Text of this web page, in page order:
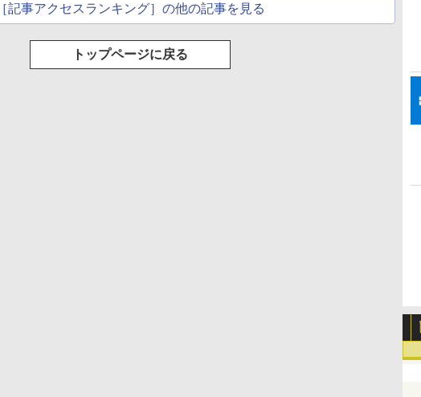
［記事アクセスランキング］の他の記事を見る
トップページに戻る